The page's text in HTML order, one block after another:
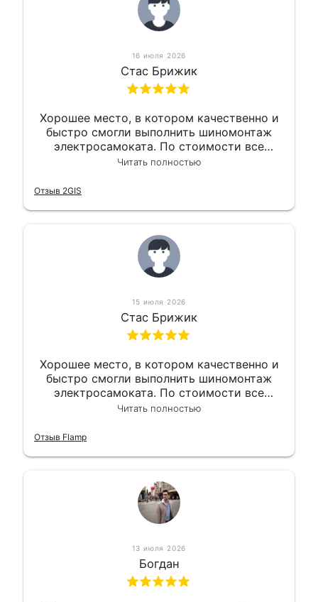
16 июля 2026
Стас Брижик
Хорошее место, в котором качественно и
быстро смогли выполнить шиномонтаж
электросамоката. По стоимости все
вышло вообще приемлемо хочу сказать.
Читать полностью
Отзыв 2GIS
15 июля 2026
Стас Брижик
Хорошее место, в котором качественно и
быстро смогли выполнить шиномонтаж
электросамоката. По стоимости все
вышло вообще приемлемо хочу сказать.
Читать полностью
Отзыв Flamp
13 июля 2026
Богдан